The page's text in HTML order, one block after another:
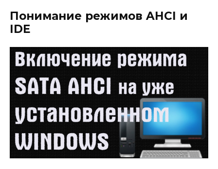
Понимание режимов AHCI и
IDE